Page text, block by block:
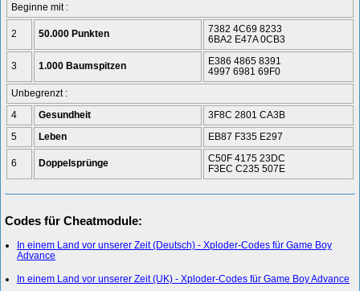
Beginne mit :
2 50.000 Punkten
7382 4C69 8233
6BA2 E47A 0CB3
3 1.000 Baumspitzen
E386 4865 8391
4997 6981 69F0
Unbegrenzt :
4
Gesundheit
3F8C 2801 CA3B
5
Leben EB87 F335 E297
6 Doppelsprünge
C50F 4175 23DC
F3EC C235 507E
Codes für Cheatmodule:
In einem Land vor unserer Zeit (Deutsch) - Xploder-Codes für Game Boy
Advance
In einem Land vor unserer Zeit (UK) - Xploder-Codes für Game Boy Advance